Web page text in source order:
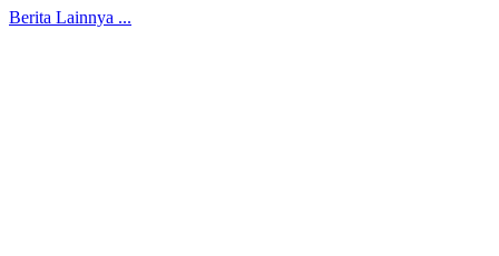
Berita Lainnya ...